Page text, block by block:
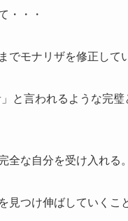
・・・
モナリザを修正して
と言われるような完
な自分を受け入れる。
つけ伸ばしていくこ